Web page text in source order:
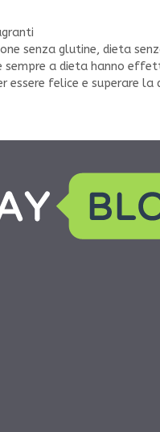
senza glutine,dieta
sempre a dieta hanno
essere felice e superare la